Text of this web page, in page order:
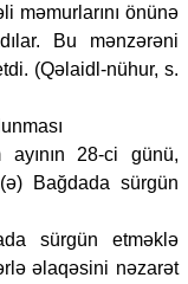
məmurlarını önünə
Bu mənzərəni
(Qəlaidl-nühur, s.
28-ci günü,
Bağdada sürgün
sürgün etməklə
əlaqəsini nəzarət